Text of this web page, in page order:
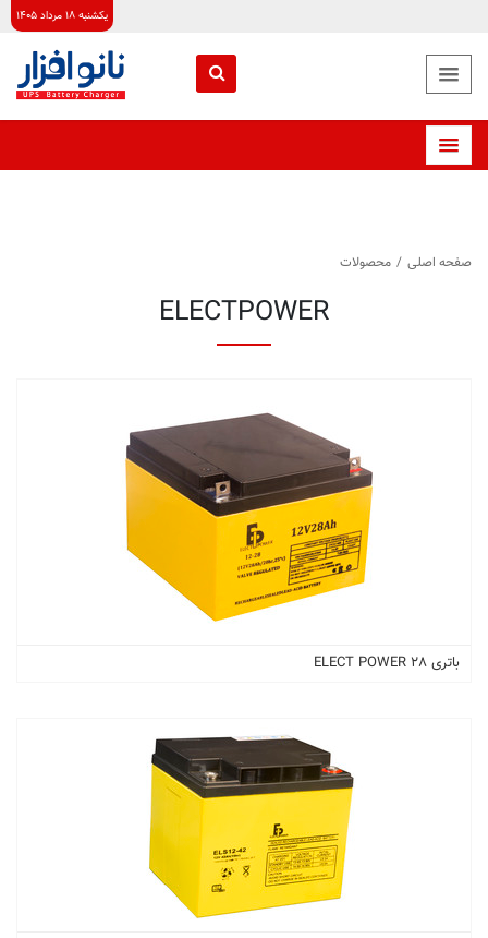
یکشنبه ۱۸ مرداد ۱۴۰۵
صفحه اصلی / محصولات
ELECTPOWER
باتری 28 ELECT POWER